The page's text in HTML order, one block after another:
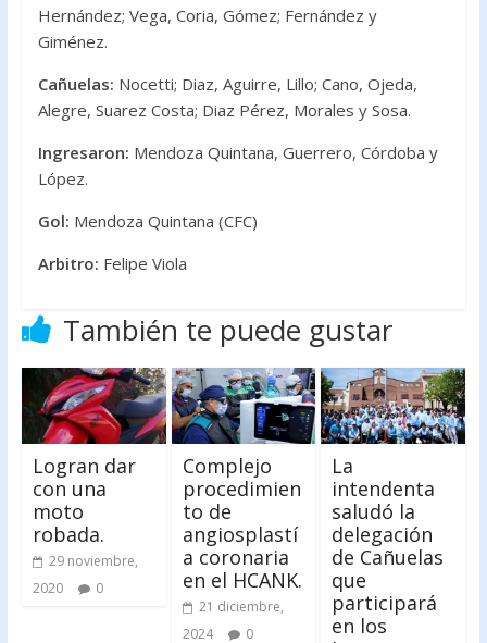
Hernández; Vega, Coria, Gómez; Fernández y
Giménez.
Cañuelas: Nocetti; Diaz, Aguirre, Lillo; Cano, Ojeda,
Alegre, Suarez Costa; Diaz Pérez, Morales y Sosa.
Ingresaron: Mendoza Quintana, Guerrero, Córdoba y
López.
Gol: Mendoza Quintana (CFC)
Arbitro: Felipe Viola
También te puede gustar
Logran dar
con una
moto
robada.
29 noviembre,
2020
0
Complejo
procedimien
to de
angiosplastí
a coronaria
en el HCANK.
21 diciembre,
2024
0
La
intendenta
saludó la
delegación
de Cañuelas
que
participará
en los